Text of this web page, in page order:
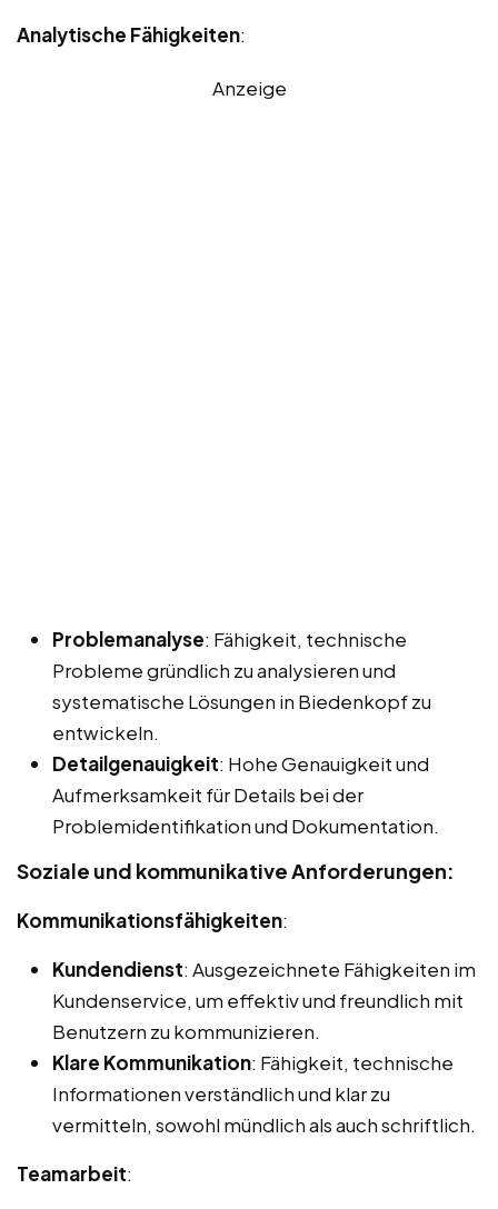
Analytische Fähigkeiten:
Anzeige
Problemanalyse: Fähigkeit, technische
Probleme gründlich zu analysieren und
systematische Lösungen in Biedenkopf zu
entwickeln.
Detailgenauigkeit: Hohe Genauigkeit und
Aufmerksamkeit für Details bei der
Problemidentifikation und Dokumentation.
Soziale und kommunikative Anforderungen:
Kommunikationsfähigkeiten:
Kundendienst: Ausgezeichnete Fähigkeiten im
Kundenservice, um effektiv und freundlich mit
Benutzern zu kommunizieren.
Klare Kommunikation: Fähigkeit, technische
Informationen verständlich und klar zu
vermitteln, sowohl mündlich als auch schriftlich.
Teamarbeit: